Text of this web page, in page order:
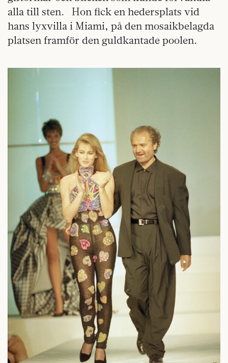
alla till sten. Hon fick en hedersplats vid
hans lyxvilla i Miami, på den mosaikbelagda
platsen framför den guldkantade poolen.